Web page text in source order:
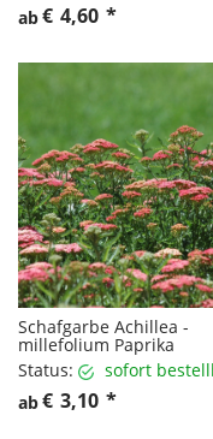
ab€ 4,60 *
Schafgarbe Achillea -
millefolium Paprika
Status:
sofort
ab€ 3,10 *